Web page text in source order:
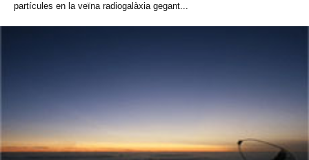
partícules en la veïna radiogalàxia gegant...